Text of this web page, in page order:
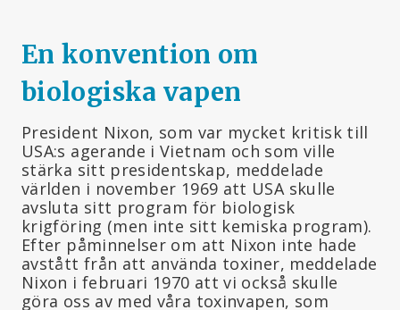
En konvention om
biologiska vapen
President Nixon, som var mycket kritisk till
USA:s agerande i Vietnam och som ville
stärka sitt presidentskap, meddelade
världen i november 1969 att USA skulle
avsluta sitt program för biologisk
krigföring (men inte sitt kemiska program).
Efter påminnelser om att Nixon inte hade
avstått från att använda toxiner, meddelade
Nixon i februari 1970 att vi också skulle
göra oss av med våra toxinvapen, som